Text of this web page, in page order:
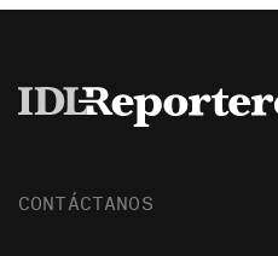
CONTÁCTANOS